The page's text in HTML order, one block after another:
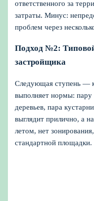
ответственного за
затраты. Минус:
проблем через
Подход №2:
застройщика
Следующая ступень —
выполняет нормы: пару
деревьев, пара
выглядит прилично, а
летом, нет
стандартной площадки.